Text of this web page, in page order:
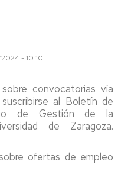
- 10:10
convocatorias vía
al Boletín de
de Gestión de la
de Zaragoza.
ofertas de empleo